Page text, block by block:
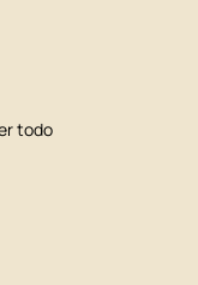
todo